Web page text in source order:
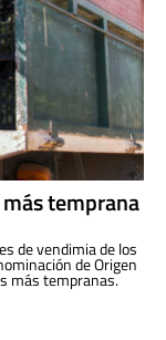
temprana
de vendimia de los
de Origen
más tempranas.